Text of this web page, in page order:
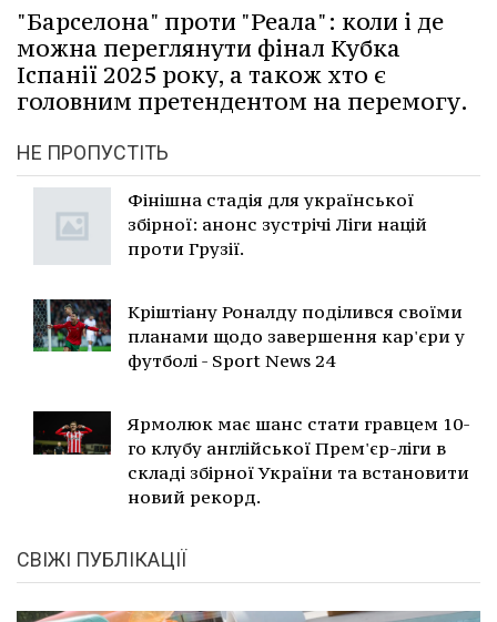
"Барселона" проти "Реала": коли і де
можна переглянути фінал Кубка
Іспанії 2025 року, а також хто є
головним претендентом на перемогу.
НЕ ПРОПУСТІТЬ
Фінішна стадія для української
збірної: анонс зустрічі Ліги націй
проти Грузії.
Кріштіану Роналду поділився своїми
планами щодо завершення кар'єри у
футболі - Sport News 24
Ярмолюк має шанс стати гравцем 10-
го клубу англійської Прем'єр-ліги в
складі збірної України та встановити
новий рекорд.
СВІЖІ ПУБЛІКАЦІЇ